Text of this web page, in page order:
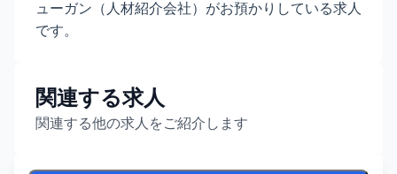
ューガン（人材紹介会社）がお預かりしている求人
です。
関連する求人
関連する他の求人をご紹介します